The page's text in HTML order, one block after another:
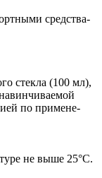
сред­ства­
стек­ла (100 мл),
по при­ме­не­
не вы­ше 25°С.